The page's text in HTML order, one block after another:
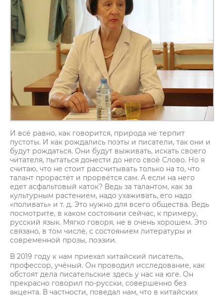
И всё равно, как говорится, природа не терпит
пустоты. И как рождались поэты и писатели, так они и
будут рождаться. Они будут выживать, искать своего
читателя, пытаться донести до него своё Слово. Но я
считаю, что не стоит рассчитывать только на то, что
талант прорастёт и прорвётся сам. А если на него
едет асфальтовый каток? Ведь за талантом, как за
культурным растением, надо ухаживать, его надо
«поливать» и т. д. Это нужно для всего общества. Ведь
посмотрите, в каком состоянии сейчас, к примеру,
русский язык. Мягко говоря, не в очень хорошем. Это
связано, в том числе, с состоянием литературы и
современной прозы, поэзии.
В 2019 году к нам приехал китайский писатель,
профессор, учёный. Он проводил исследование, как
обстоят дела писательские здесь у нас на юге. Он
прекрасно говорил по-русски, совершенно без
акцента. В частности, поведал нам, что в китайских